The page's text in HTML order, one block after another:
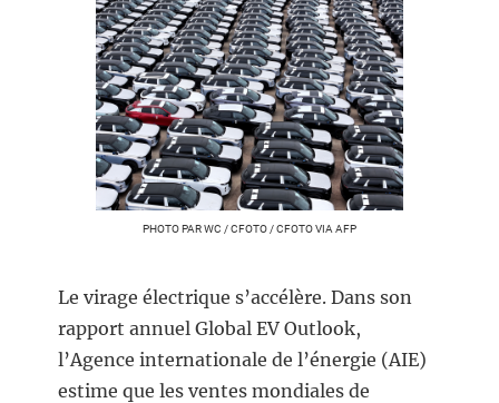
PHOTO PAR WC / CFOTO / CFOTO VIA AFP
Le virage électrique s’accélère. Dans son
rapport annuel Global EV Outlook,
l’Agence internationale de l’énergie (AIE)
estime que les ventes mondiales de